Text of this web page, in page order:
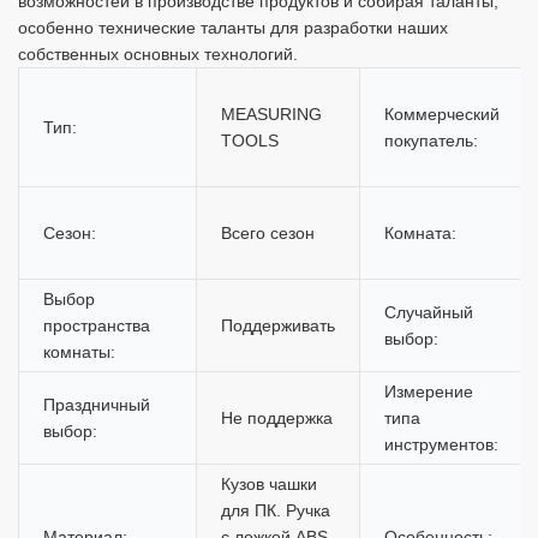
особенно технические таланты для разработки наших
собственных основных технологий.
Тип:
MEASURING
TOOLS
Коммерческий
покупатель:
Сезон: Всего сезон Комната:
Выбор
пространства
комнаты:
Поддерживать
Случайный
выбор:
Праздничный
выбор:
Не поддержка
Измерение
типа
инструментов:
Кузов чашки
для ПК. Ручка